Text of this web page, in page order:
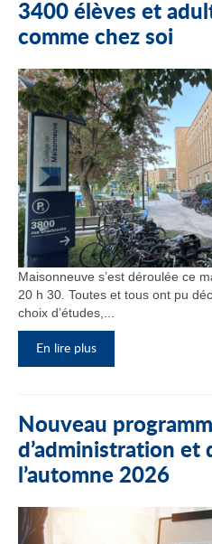
3400 élèves et
comme chez soi
Maisonneuve s’est déroulée ce
20 h 30. Toutes et tous ont pu
choix d’études,...
En lire plus
Nouveau
d’administration et
l’automne 2026